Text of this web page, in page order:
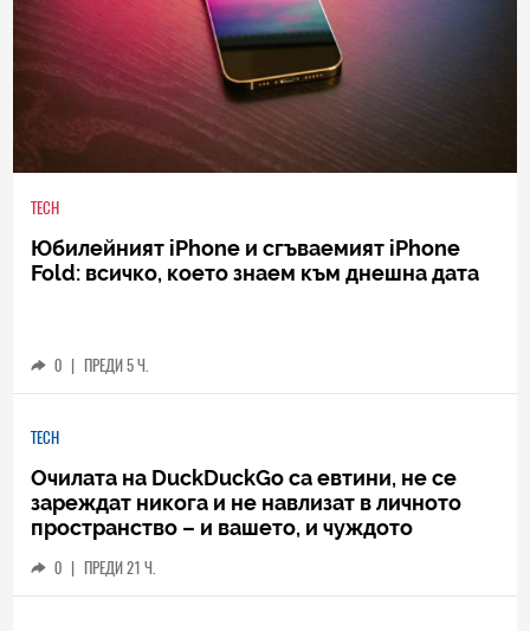
TECH
Юбилейният iPhone и сгъваемият iPhone
Fold: всичко, което знаем към днешна дата
0 | ПРЕДИ 5 Ч.
TECH
Очилата на DuckDuckGo са евтини, не се
зареждат никога и не навлизат в личното
пространство – и вашето, и чуждото
0 | ПРЕДИ 21 Ч.